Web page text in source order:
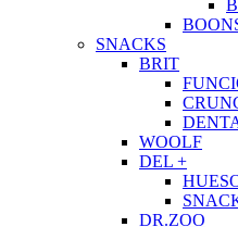
SNACKS
BRIT
WOOLF
DEL +
DR.ZOO